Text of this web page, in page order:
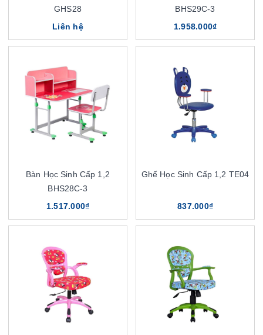
GHS28
Liên hệ
BHS29C-3
1.958.000₫
Bàn Học Sinh Cấp 1,2
BHS28C-3
1.517.000₫
Ghế Học Sinh Cấp 1,2 TE04
837.000₫